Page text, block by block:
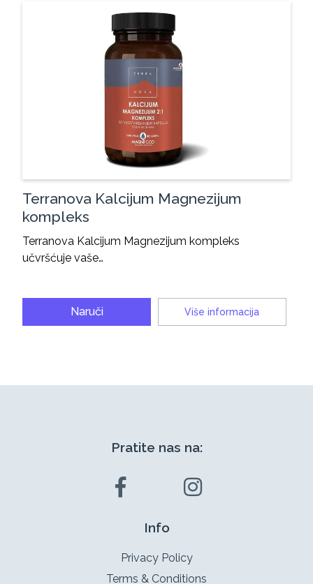
Terranova Kalcijum Magnezijum
kompleks
Terranova Kalcijum Magnezijum kompleks
učvršćuje vaše…
Naruči Više informacija
Pratite nas na:
Info
Privacy Policy
Terms & Conditions